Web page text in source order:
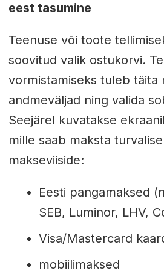
eest tasumine
Teenuse või toote
soovitud valik ostukorvi.
vormistamiseks tuleb täita
andmeväljad ning valida
Seejärel kuvatakse
mille saab maksta
makseviiside:
Eesti pangamaksed
SEB, Luminor, LHV,
Visa/Mastercard
mobiilimaksed